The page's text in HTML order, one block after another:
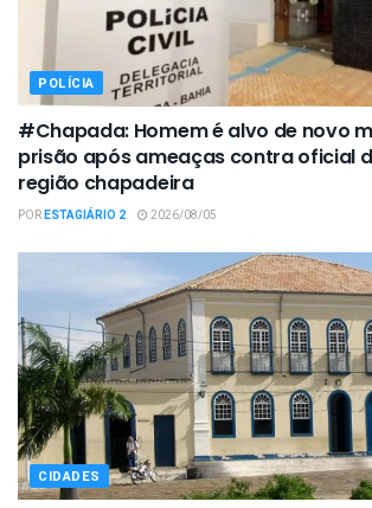
POLÍCIA
#Chapada: Homem é alvo de novo
prisão após ameaças contra oficial
região chapadeira
PORESTAGIÁRIO 2 2026/08/05
CIDADES